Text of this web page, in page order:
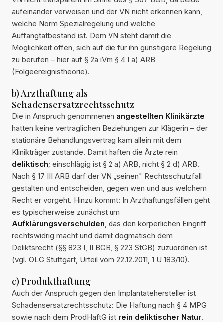
aufeinander verweisen und der VN nicht erkennen kann,
welche Norm Spezialregelung und welche
Auffangtatbestand ist. Dem VN steht damit die
Möglichkeit offen, sich auf die für ihn günstigere Regelung
zu berufen – hier auf § 2a iVm § 4 I a) ARB
(Folgeereignistheorie).
b) Arzthaftung als
Schadensersatzrechtsschutz
Die in Anspruch genommenen angestellten Klinikärzte
hatten keine vertraglichen Beziehungen zur Klägerin – der
stationäre Behandlungsvertrag kam allein mit dem
Klinikträger zustande. Damit haften die Ärzte rein
deliktisch; einschlägig ist § 2 a) ARB, nicht § 2 d) ARB.
Nach § 17 III ARB darf der VN „seinen" Rechtsschutzfall
gestalten und entscheiden, gegen wen und aus welchem
Recht er vorgeht. Hinzu kommt: In Arzthaftungsfällen geht
es typischerweise zunächst um
Aufklärungsverschulden, das den körperlichen Eingriff
rechtswidrig macht und damit dogmatisch dem
Deliktsrecht (§§ 823 I, II BGB, § 223 StGB) zuzuordnen ist
(vgl. OLG Stuttgart, Urteil vom 22.12.2011, 1 U 183/10).
c) Produkthaftung
Auch der Anspruch gegen den Implantatehersteller ist
Schadensersatzrechtsschutz: Die Haftung nach § 4 MPG
sowie nach dem ProdHaftG ist rein deliktischer Natur.